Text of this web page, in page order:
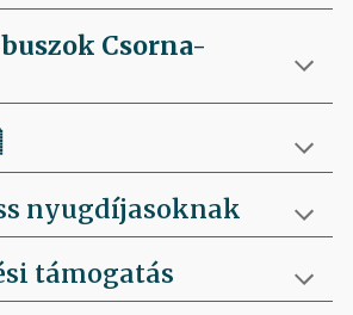
Csorna-
nyugdíjasoknak
támogatás